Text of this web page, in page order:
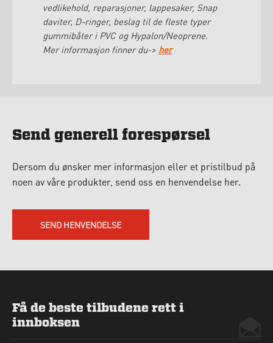
vedlikehold, reparasjoner, lappesaker, Snap
daviter, D-ringer, beslag til de fleste typer
gummibåter i PVC og Hypalon/Neoprene.
Mer informasjon finner du-> her
Send generell forespørsel
Dersom du ønsker mer informasjon eller et pristilbud på
noen av våre produkter, send oss en henvendelse her.
SEND HENVENDELSE
Få de beste tilbudene rett i
innboksen